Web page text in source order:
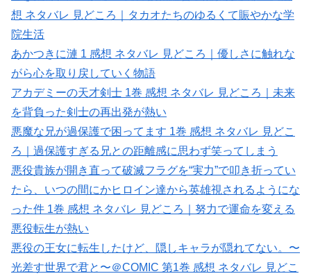
想 ネタバレ 見どころ｜タカオたちのゆるくて賑やかな学
院生活
あかつきに漣 1 感想 ネタバレ 見どころ｜優しさに触れな
がら心を取り戻していく物語
アカデミーの天才剣士 1巻 感想 ネタバレ 見どころ｜未来
を背負った剣士の再出発が熱い
悪魔な兄が過保護で困ってます 1巻 感想 ネタバレ 見どこ
ろ｜過保護すぎる兄との距離感に思わず笑ってしまう
悪役貴族が開き直って破滅フラグを“実力”で叩き折ってい
たら、いつの間にかヒロイン達から英雄視されるようにな
った件 1巻 感想 ネタバレ 見どころ｜努力で運命を変える
悪役転生が熱い
悪役の王女に転生したけど、隠しキャラが隠れてない。〜
光差す世界で君と〜＠COMIC 第1巻 感想 ネタバレ 見どこ